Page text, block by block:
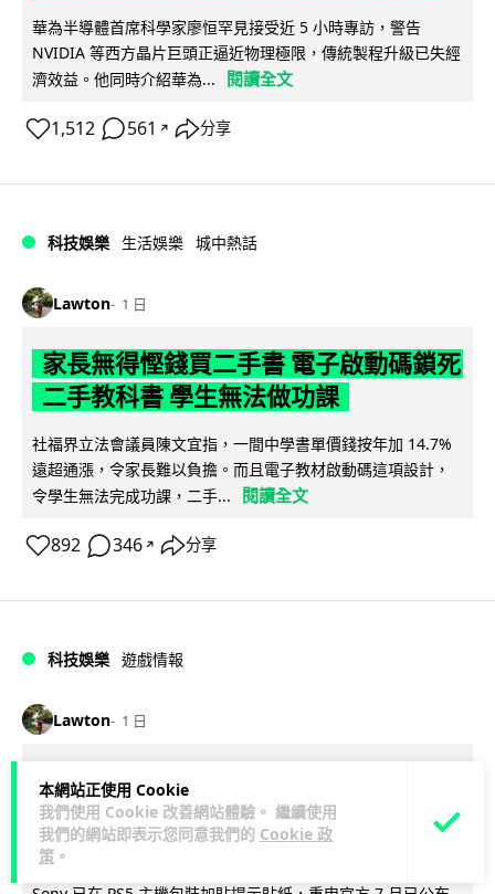
本網站正使用 Cookie
我們使用 Cookie 改善網站體驗。 繼續使用
我們的網站即表示您同意我們的 Cookie 政
策 。
華為半導體首席科學家廖恒罕見接受近 5 小時專訪，警告
NVIDIA 等西方晶片巨頭正逼近物理極限，傳統製程升級已失經
濟效益。他同時介紹華為...
閱讀全文
1,512 561 ↗ 分享
科技娛樂 生活娛樂 城中熱話
Lawton 1 日
家長無得慳錢買二手書 電子啟動碼鎖死
二手教科書 學生無法做功課
社福界立法會議員陳文宜指，一間中學書單價錢按年加 14.7%
遠超通漲，令家長難以負擔。而且電子教材啟動碼這項設計，
令學生無法完成功課，二手...
閱讀全文
892 346 ↗ 分享
科技娛樂 遊戲情報
Lawton 1 日
PlayStation 確認停產實體光碟 包裝印
出重要通告 2028 年 1 月後不出光碟遊
戲